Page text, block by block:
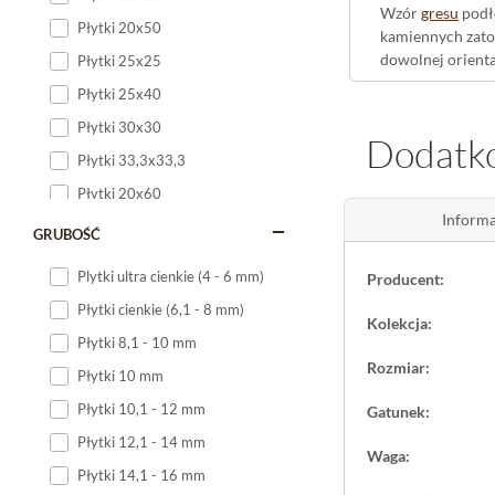
Płytki 20x50
Płytki 25x25
Płytki 25x40
Płytki 30x30
Płytki 33,3x33,3
Płytki 20x60
Płytki 20x120
GRUBOŚĆ
Plytki ultra cienkie (4 - 6 mm)
Płytki cienkie (6,1 - 8 mm)
Płytki 8,1 - 10 mm
Płytki 10 mm
Płytki 10,1 - 12 mm
Płytki 12,1 - 14 mm
Płytki 14,1 - 16 mm
Wzórgresu
kamiennych
dowolnej
rektyfikowane
Portofino-
Duża,
jednorodną taflę
dobrze
Gres jest
lokalach
Producent:
Kolekcja:
Rozmiar:
Gatunek:
Waga: